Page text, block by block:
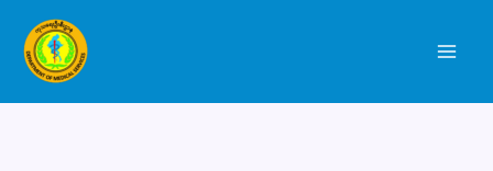
content